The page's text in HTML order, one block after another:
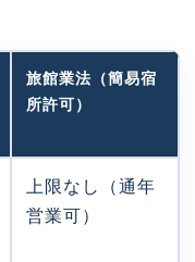
旅館業法（簡易宿
所許可）
上限なし（通年
営業可）